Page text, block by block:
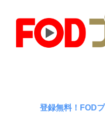
登録無料！FOD